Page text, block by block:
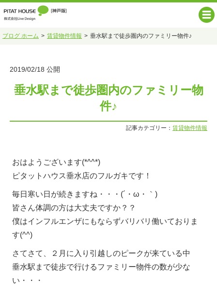
ブログ ホーム 賃貸物件情報 垂水駅まで徒歩圏内のファミリー物件♪
2019/02/18 公開
垂水駅まで徒歩圏内のファミリー物
件♪
記事カテゴリー： 賃貸物件情報
おはようございます(*^^*)
ピタットハウス垂水店のフルガキです！
毎日寒い日が続きますね・・・(´・ω・｀)
皆さん体調の方は大丈夫ですか？？
僕はインフルエンザにもならずバリバリ働いておりま
す(^^)
さてさて、２月に入り引越しのピークが来ている中
垂水駅まで徒歩で行けるファミリー物件の数が少な
い・・・